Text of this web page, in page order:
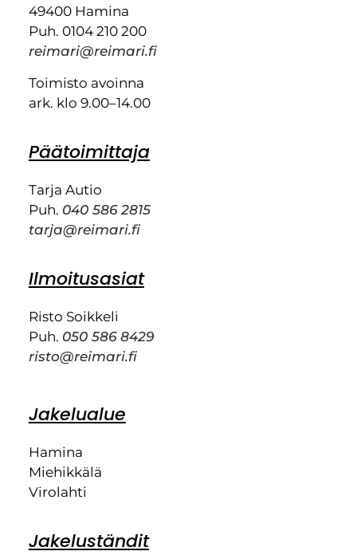
49400 Hamina
Puh. 0104 210 200
reimari@reimari.fi
Toimisto avoinna
ark. klo 9.00–14.00
Päätoimittaja
Tarja Autio
Puh. 040 586 2815
tarja@reimari.fi
Ilmoitusasiat
Risto Soikkeli
Puh. 050 586 8429
risto@reimari.fi
Jakelualue
Hamina
Miehikkälä
Virolahti
Jakeluständit